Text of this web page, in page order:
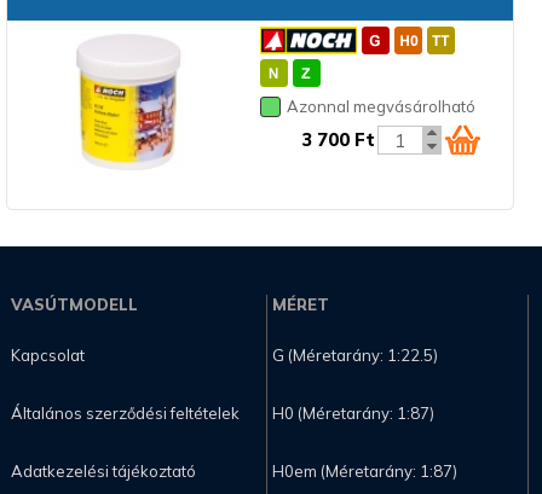
Azonnal megvásárolható
3 700 Ft
VASÚTMODELL
Kapcsolat
Általános szerződési feltételek
Adatkezelési tájékoztató
MÉRET
G (Méretarány: 1:22.5)
H0 (Méretarány: 1:87)
H0em (Méretarány: 1:87)